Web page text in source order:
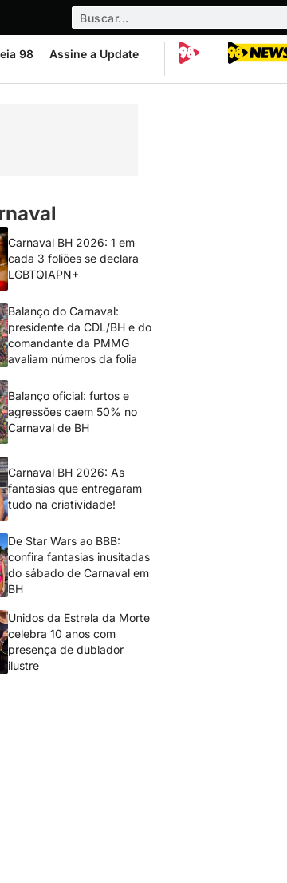
98 Assine a Update
Carnaval BH 2026: 1 em
cada 3 foliões se declara
LGBTQIAPN+
Balanço do Carnaval:
presidente da CDL/BH e do
comandante da PMMG
avaliam números da folia
Balanço oficial: furtos e
agressões caem 50% no
Carnaval de BH
Carnaval BH 2026: As
fantasias que entregaram
tudo na criatividade!
De Star Wars ao BBB:
confira fantasias inusitadas
do sábado de Carnaval em
BH
Unidos da Estrela da Morte
celebra 10 anos com
presença de dublador
ilustre